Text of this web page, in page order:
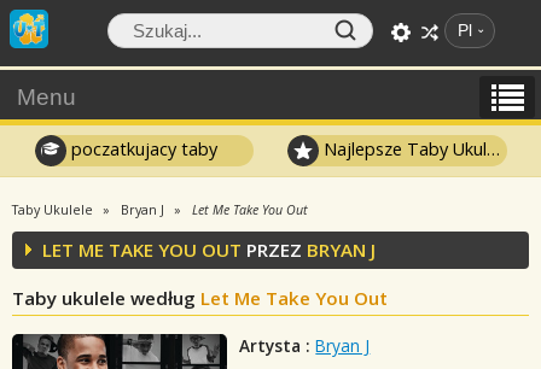
Pl
Menu
poczatkujacy taby Najlepsze Taby Ukulele
Taby Ukulele Bryan J Let Me Take You Out
LET ME TAKE YOU OUT PRZEZ BRYAN J
Taby ukulele według Let Me Take You Out
Artysta : Bryan J